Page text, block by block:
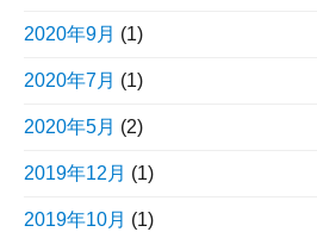
2020年9月 (1)
2020年7月 (1)
2020年5月 (2)
2019年12月 (1)
2019年10月 (1)